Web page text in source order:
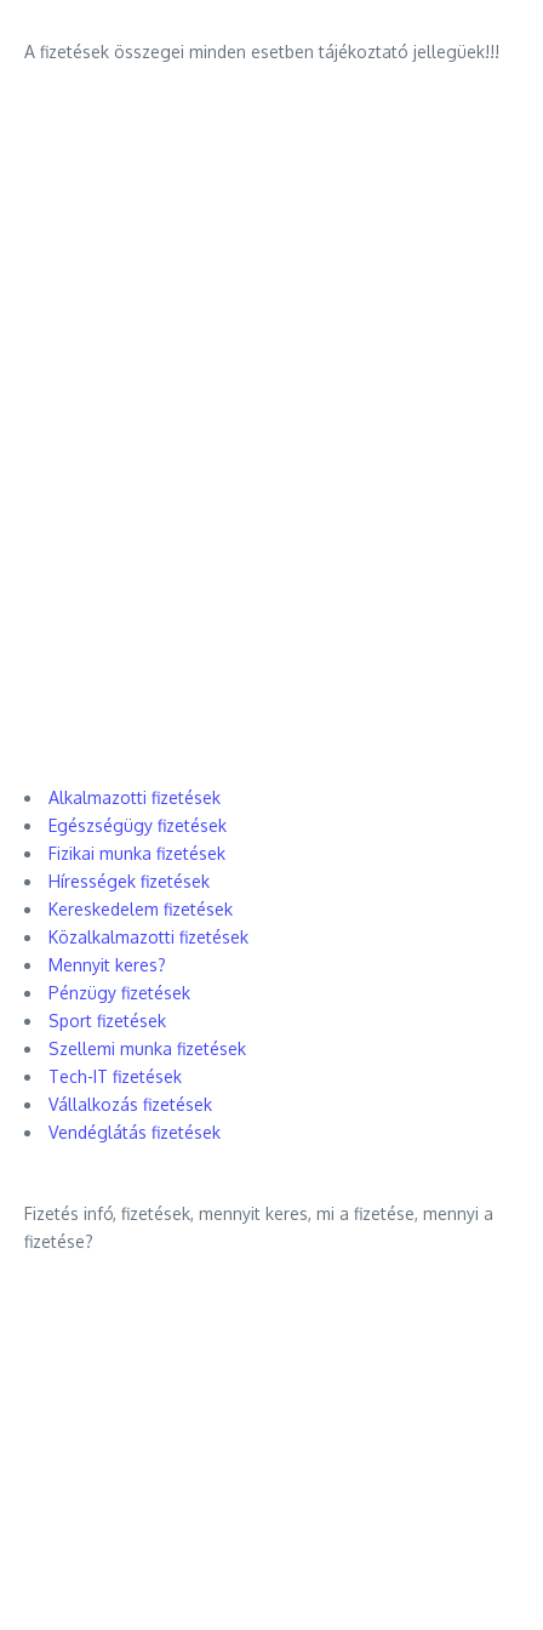
A fizetések összegei minden esetben tájékoztató jellegüek!!!
Alkalmazotti fizetések
Egészségügy fizetések
Fizikai munka fizetések
Hírességek fizetések
Kereskedelem fizetések
Közalkalmazotti fizetések
Mennyit keres?
Pénzügy fizetések
Sport fizetések
Szellemi munka fizetések
Tech-IT fizetések
Vállalkozás fizetések
Vendéglátás fizetések
Fizetés infó, fizetések, mennyit keres, mi a fizetése, mennyi a
fizetése?